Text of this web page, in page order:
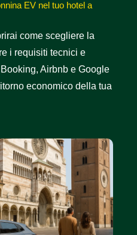
EV nel tuo hotel a
come scegliere la
i requisiti tecnici e
Airbnb e Google
economico della tua